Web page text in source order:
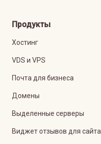
Продукты
Хостинг
VDS и VPS
Почта для бизнеса
Домены
Выделенные серверы
Виджет отзывов для сайта